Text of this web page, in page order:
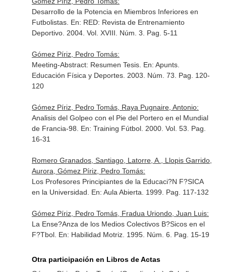
Desarrollo de la Potencia en Miembros Inferiores en
Futbolistas. En: RED: Revista de Entrenamiento
Deportivo. 2004. Vol. XVIII. Núm. 3. Pag. 5-11
Gómez Píriz, Pedro Tomás:
Meeting-Abstract: Resumen Tesis. En: Apunts.
Educación Física y Deportes. 2003. Núm. 73. Pag. 120-
120
Gómez Píriz, Pedro Tomás, Raya Pugnaire, Antonio:
Analisis del Golpeo con el Pie del Portero en el Mundial
de Francia-98. En: Training Fútbol. 2000. Vol. 53. Pag.
16-31
Romero Granados, Santiago, Latorre, A., Llopis Garrido,
Aurora, Gómez Píriz, Pedro Tomás:
Los Profesores Principiantes de la Educaci?N F?SICA
en la Universidad. En: Aula Abierta . 1999. Pag. 117-132
Gómez Píriz, Pedro Tomás, Fradua Uriondo, Juan Luis:
La Ense?Anza de los Medios Colectivos B?Sicos en el
F?Tbol. En: Habilidad Motriz. 1995. Núm. 6. Pag. 15-19
Otra participación en Libros de Actas